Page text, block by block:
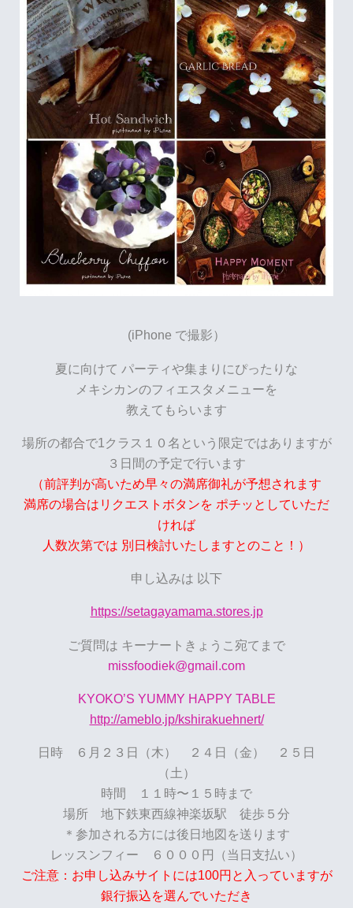
(iPhone で撮影）
夏に向けて パーティや集まりにぴったりな
メキシカンのフィエスタメニューを
教えてもらいます
場所の都合で1クラス１０名という限定ではありますが
３日間の予定で行います
（前評判が高いため早々の満席御礼が予想されます
満席の場合はリクエストボタンを ポチッとしていただ
ければ
人数次第では 別日検討いたしますとのこと！）
申し込みは 以下
https://setagayamama.stores.jp
ご質問は キーナートきょうこ宛てまで
missfoodiek@gmail.com
KYOKO’S YUMMY HAPPY TABLE
http://ameblo.jp/kshirakuehnert/
日時 ６月２３日（木） ２４日（金） ２５日
（土）
時間 １１時〜１５時まで
場所 地下鉄東西線神楽坂駅 徒歩５分
＊参加される方には後日地図を送ります
レッスンフィー ６０００円（当日支払い）
ご注意：お申し込みサイトには100円と入っていますが
銀行振込を選んでいただき